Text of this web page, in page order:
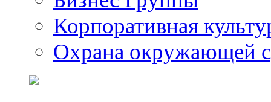
Корпоративная
Охрана окружающей